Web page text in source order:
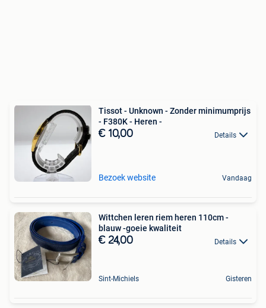
Tissot - Unknown - Zonder minimumprijs
- F380K - Heren -
€ 10,00 Details
Bezoek website Vandaag
Wittchen leren riem heren 110cm -
blauw -goeie kwaliteit
€ 24,00 Details
Sint-Michiels Gisteren